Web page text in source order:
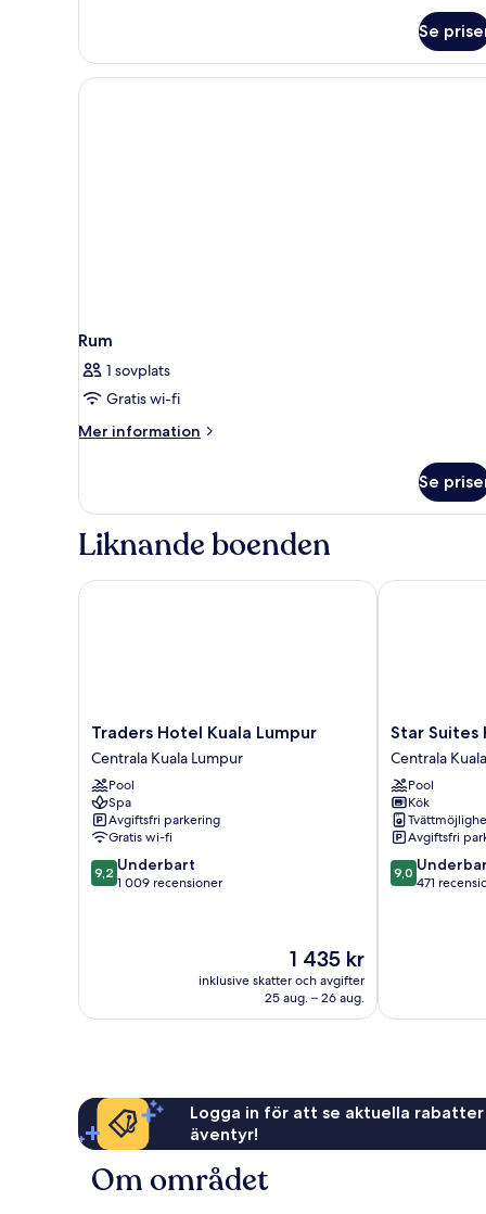
Se
Rum
1 sovplats
Gratis wi-fi
Mer information
Mer
Se
Liknande boenden
Traders
Hotel
Kuala
Lumpur
Centrala
Kuala
Lumpur
Traders Hotel Kuala Lumpur
Centrala Kuala Lumpur
Pool
Spa
Avgiftsfri parkering
Gratis wi-fi
9.2
av
9,2 Underbart
1 009 recensioner
Priset
är
1 435 kr
1 435 kr
inklusive skatter och avgifter
25 aug. – 26 aug.
Traders Hotel Kuala Lumpur
Star
Suites
KLCC
Centrala
Kuala
Lumpur
Star Suites
Centrala
Pool
Kök
Avgiftsfri
9.0
av
9,0
471
Star Suites
Logga in för att se aktuella
äventyr!
Om området